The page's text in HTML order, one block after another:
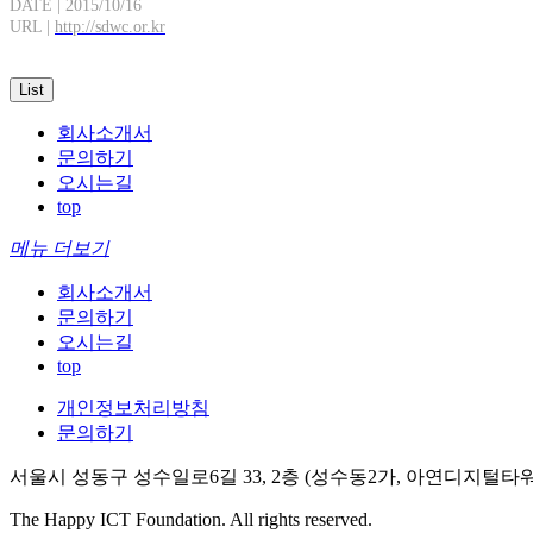
DATE | 2015/10/16
URL | http://sdwc.or.kr
List
회사소개서
문의하기
오시는길
top
메뉴 더보기
회사소개서
문의하기
오시는길
top
개인정보처리방침
문의하기
서울시 성동구 성수일로6길 33, 2층 (성수동2가, 아연디지털타
The Happy ICT Foundation. All rights reserved.